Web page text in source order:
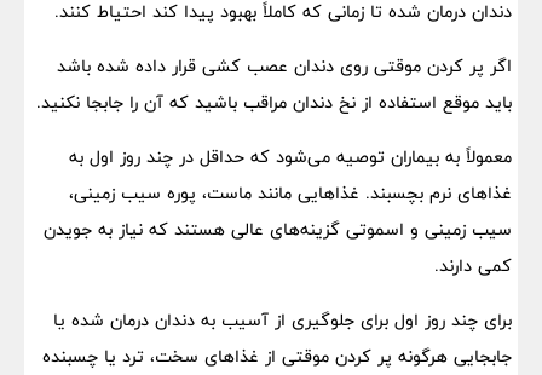
دندان درمان شده تا زمانی که کاملاً بهبود پیدا کند احتیاط کنند.
اگر پر کردن موقتی روی دندان عصب کشی قرار داده شده باشد
باید موقع استفاده از نخ دندان مراقب باشید که آن را جابجا نکنید.
معمولاً به بیماران توصیه می‌شود که حداقل در چند روز اول به
غذاهای نرم بچسبند. غذاهایی مانند ماست، پوره سیب زمینی،
سیب زمینی و اسموتی گزینه‌های عالی هستند که نیاز به جویدن
کمی دارند.
برای چند روز اول برای جلوگیری از آسیب به دندان درمان شده یا
جابجایی هرگونه پر کردن موقتی از غذاهای سخت، ترد یا چسبنده